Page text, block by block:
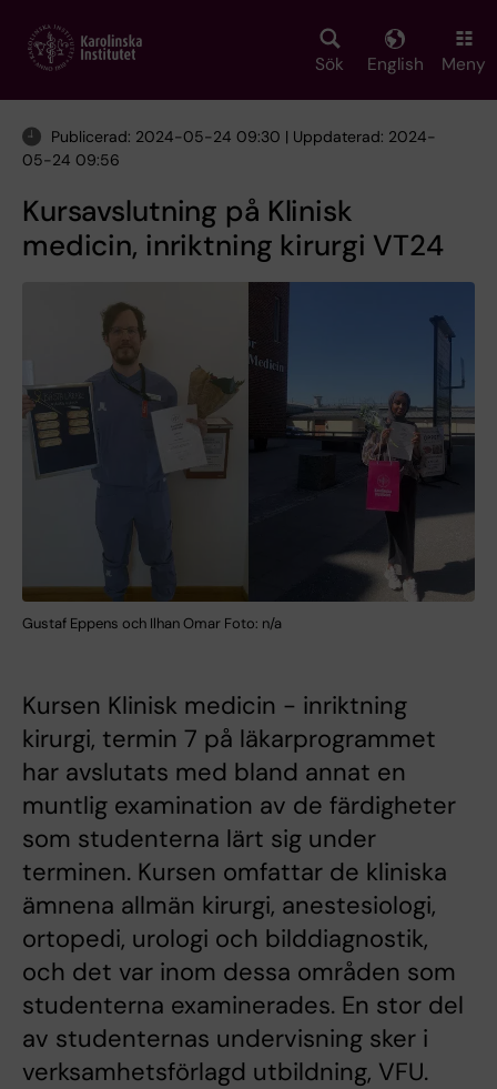
main
Sök English Meny
Publicerad: 2024-05-24 09:30 | Uppdaterad: 2024-
05-24 09:56
Kursavslutning på Klinisk
medicin, inriktning kirurgi VT24
Gustaf Eppens och Ilhan Omar Foto: n/a
Kursen Klinisk medicin - inriktning
kirurgi, termin 7 på läkarprogrammet
har avslutats med bland annat en
muntlig examination av de färdigheter
som studenterna lärt sig under
terminen. Kursen omfattar de kliniska
ämnena allmän kirurgi, anestesiologi,
ortopedi, urologi och bilddiagnostik,
och det var inom dessa områden som
studenterna examinerades. En stor del
av studenternas undervisning sker i
verksamhetsförlagd utbildning, VFU.